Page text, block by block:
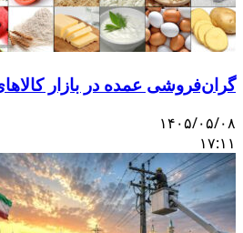
گران‌فروشی عمده در بازار
۱۴۰۵/۰۵/۰۸
۱۷:۱۱